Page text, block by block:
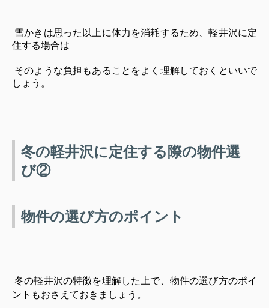
雪かきは思った以上に体力を消耗するため、軽井沢に定
住する場合は
そのような負担もあることをよく理解しておくといいで
しょう。
冬の軽井沢に定住する際の物件選
び②
物件の選び方のポイント
冬の軽井沢の特徴を理解した上で、物件の選び方のポイ
ントもおさえておきましょう。